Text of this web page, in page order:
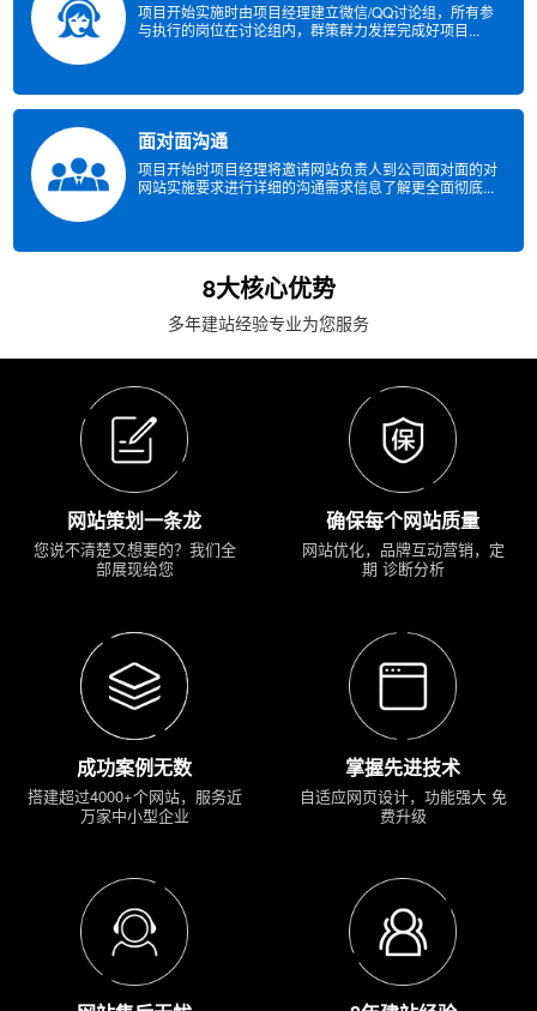
项目开始实施时由项目经理建立微信/QQ讨论组，所有参
与执行的岗位在讨论组内，群策群力发挥完成好项目...
面对面沟通
项目开始时项目经理将邀请网站负责人到公司面对面的对
网站实施要求进行详细的沟通需求信息了解更全面彻底...
8大核心优势
多年建站经验专业为您服务
网站策划一条龙
您说不清楚又想要的？我们全
部展现给您
确保每个网站质量
网站优化，品牌互动营销，定
期 诊断分析
成功案例无数
搭建超过4000+个网站，服务近
万家中小型企业
掌握先进技术
自适应网页设计，功能强大 免
费升级